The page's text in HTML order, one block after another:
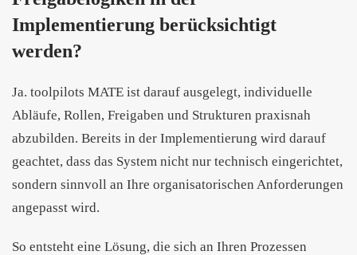
Implementierung berücksichtigt
werden?
Ja. toolpilots MATE ist darauf ausgelegt, individuelle
Abläufe, Rollen, Freigaben und Strukturen praxisnah
abzubilden. Bereits in der Implementierung wird darauf
geachtet, dass das System nicht nur technisch eingerichtet,
sondern sinnvoll an Ihre organisatorischen Anforderungen
angepasst wird.
So entsteht eine Lösung, die sich an Ihren Prozessen